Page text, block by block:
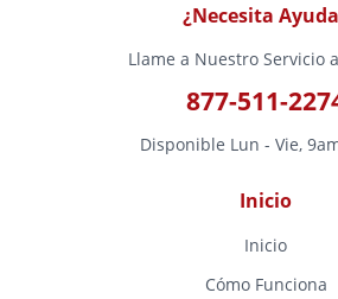
¿Necesita
Llame a Nuestro Servicio
877-511-
Disponible Lun - Vie,
Inicio
Inicio
Cómo Funciona